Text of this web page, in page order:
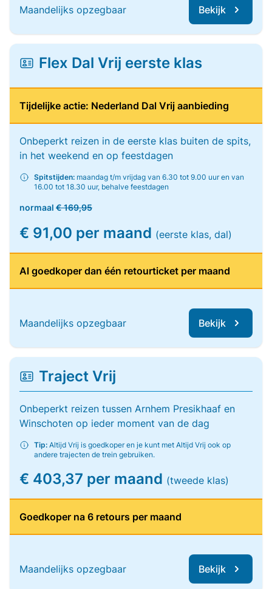
Maandelijks opzegbaar Bekijk
Flex Dal Vrij eerste klas
Tijdelijke actie: Nederland Dal Vrij aanbieding
Onbeperkt reizen in de eerste klas buiten de spits,
in het weekend en op feestdagen
Spitstijden: maandag t/m vrijdag van 6.30 tot 9.00 uur en van
16.00 tot 18.30 uur, behalve feestdagen
normaal € 169,95
€ 91,00 per maand (eerste klas, dal)
Al goedkoper dan één retourticket per maand
Maandelijks opzegbaar Bekijk
Traject Vrij
Onbeperkt reizen tussen Arnhem Presikhaaf en
Winschoten op ieder moment van de dag
Tip: Altijd Vrij is goedkoper en je kunt met Altijd Vrij ook op
andere trajecten de trein gebruiken.
€ 403,37 per maand (tweede klas)
Goedkoper na 6 retours per maand
Maandelijks opzegbaar Bekijk